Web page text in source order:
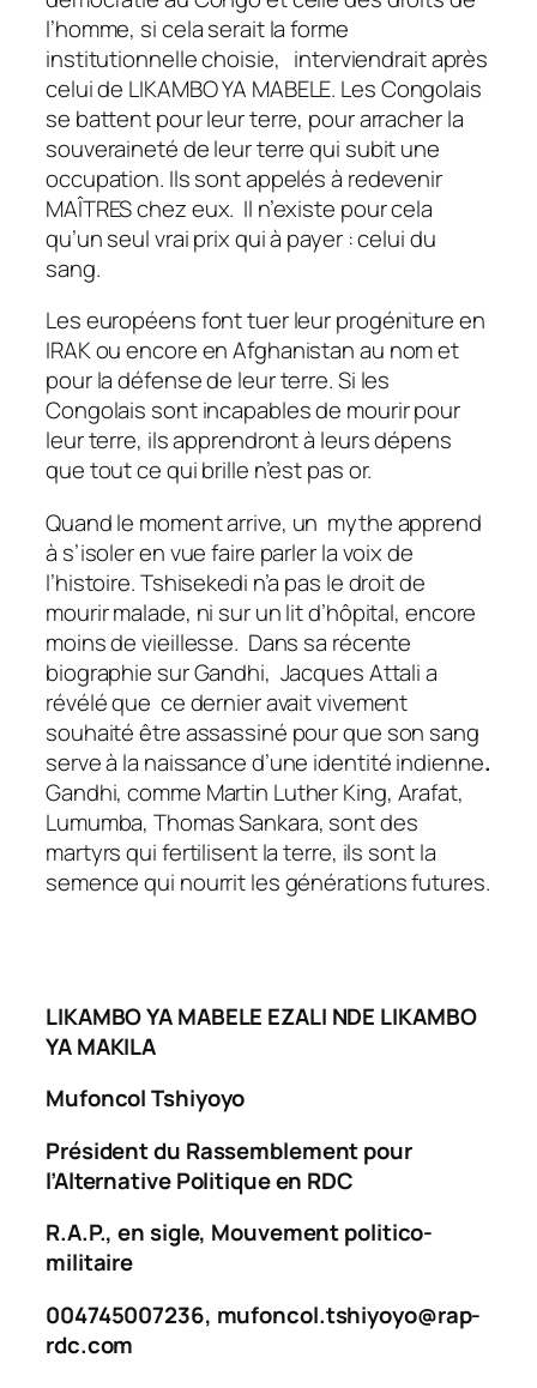
l’homme, si cela serait la forme
institutionnelle choisie, interviendrait après
celui de LIKAMBO YA MABELE. Les Congolais
se battent pour leur terre, pour arracher la
souveraineté de leur terre qui subit une
occupation. Ils sont appelés à redevenir
MAÎTRES chez eux. Il n’existe pour cela
qu’un seul vrai prix qui à payer : celui du
sang.
Les européens font tuer leur progéniture en
IRAK ou encore en Afghanistan au nom et
pour la défense de leur terre. Si les
Congolais sont incapables de mourir pour
leur terre, ils apprendront à leurs dépens
que tout ce qui brille n’est pas or.
Quand le moment arrive, un mythe apprend
à s’isoler en vue faire parler la voix de
l’histoire. Tshisekedi n’a pas le droit de
mourir malade, ni sur un lit d’hôpital, encore
moins de vieillesse. Dans sa récente
biographie sur Gandhi, Jacques Attali a
révélé que ce dernier avait vivement
souhaité être assassiné pour que son sang
serve à la naissance d’une identité indienne.
Gandhi, comme Martin Luther King, Arafat,
Lumumba, Thomas Sankara, sont des
martyrs qui fertilisent la terre, ils sont la
semence qui nourrit les générations futures.
LIKAMBO YA MABELE EZALI NDE LIKAMBO
YA MAKILA
Mufoncol Tshiyoyo
Président du Rassemblement pour
l’Alternative Politique en RDC
R.A.P., en sigle, Mouvement politico-
militaire
004745007236, mufoncol.tshiyoyo@rap-
rdc.com